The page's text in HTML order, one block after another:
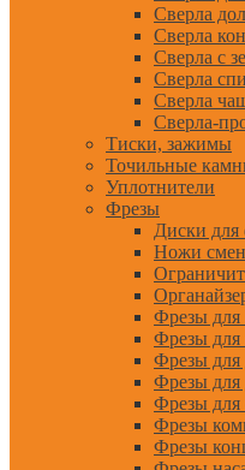
Сверла
Сверла
Сверла с
Сверла
Сверла
Сверла-
Тиски, зажимы
Точильные
Уплотнители
Фрезы
Диски для
Ножи
Фрезы для
Фрезы для
Фрезы для
Фрезы для
Фрезы для
Фрезы
Фрезы